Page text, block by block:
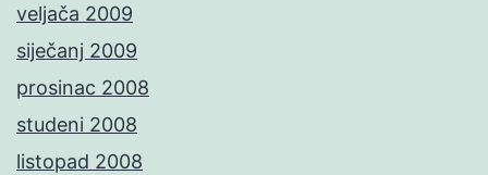
veljača 2009
siječanj 2009
prosinac 2008
studeni 2008
listopad 2008